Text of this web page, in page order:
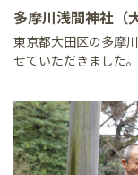
多摩川浅間神社（
東京都大田区の多摩
せていただきました